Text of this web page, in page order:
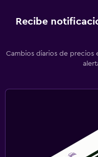
Recibe
Cambios diarios de precios